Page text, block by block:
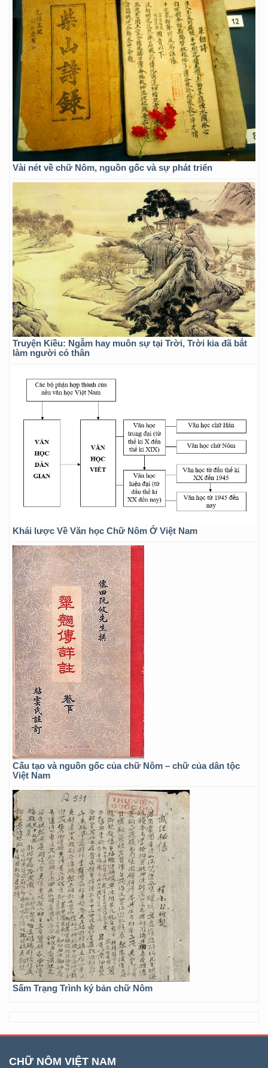
Vài nét về chữ Nôm, nguồn gốc và sự phát triển
Truyện Kiều: Ngẫm hay muôn sự tại Trời, Trời kia đã bắt
làm người có thân
Khái lược Về Văn học Chữ Nôm Ở Việt Nam
Cấu tạo và nguồn gốc của chữ Nôm – chữ của dân tộc
Việt Nam
Sấm Trạng Trình ký bản chữ Nôm
CHỮ NÔM VIỆT NAM